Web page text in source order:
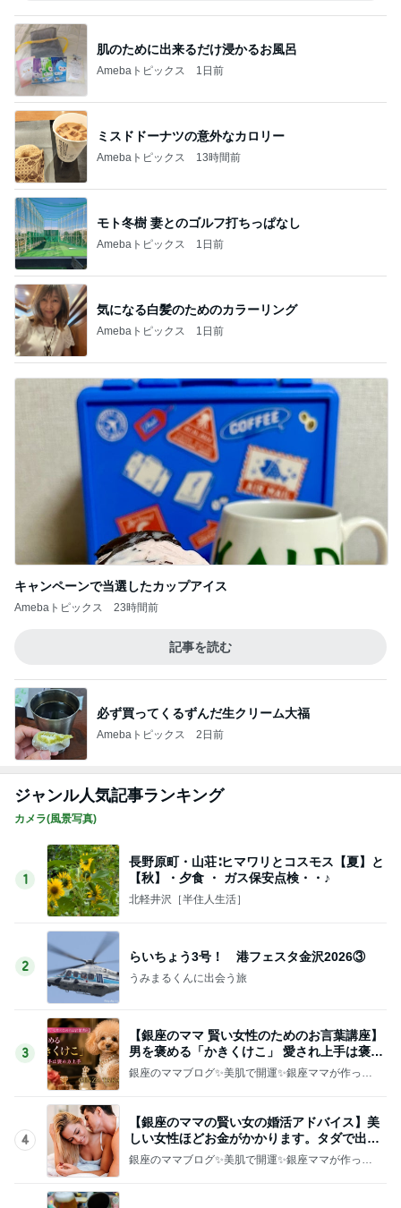
肌のために出来るだけ浸かるお風呂
Amebaトピックス 1日前
ミスドドーナツの意外なカロリー
Amebaトピックス 13時間前
モト冬樹 妻とのゴルフ打ちっぱなし
Amebaトピックス 1日前
気になる白髪のためのカラーリング
Amebaトピックス 1日前
キャンペーンで当選したカップアイス
Amebaトピックス 23時間前
記事を読む
必ず買ってくるずんだ生クリーム大福
Amebaトピックス 2日前
ジャンル人気記事ランキング
カメラ(風景写真)
1
長野原町・山荘∶ヒマワリとコスモス【夏】と
【秋】・夕食 ・ ガス保安点検・・♪
北軽井沢［半住人生活］
2
らいちょう3号！ 港フェスタ金沢2026③
うみまるくんに出会う旅
3
【銀座のママ 賢い女性のためのお言葉講座】
男を褒める「かきくけこ」 愛され上手は褒め
方上手
銀座のママブログ✨美肌で開運✨銀座ママが作った
4
【銀座のママの賢い女の婚活アドバイス】美
しい女性ほどお金がかかります。タダで出会
えると思うなよ
銀座のママブログ✨美肌で開運✨銀座ママが作った